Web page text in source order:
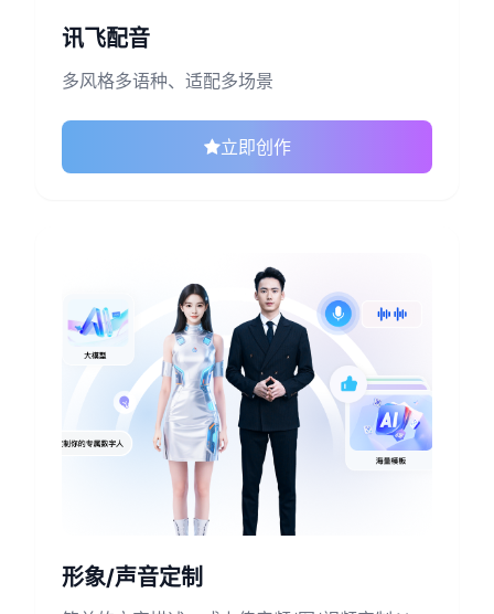
讯飞配音
多风格多语种、适配多场景
立即创作
形象/声音定制